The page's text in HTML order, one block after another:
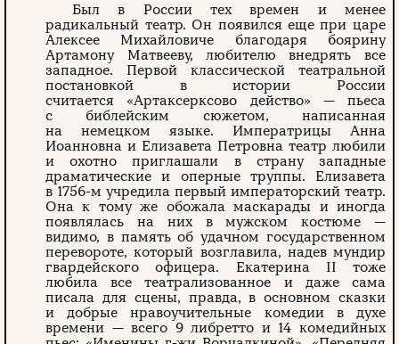
Был в России тех времен и менее
радикальный театр. Он появился еще при царе
Алексее Михайловиче благодаря боярину
Артамону Матвееву, любителю внедрять все
западное. Первой классической театральной
постановкой в истории России
считается «Артаксерксово действо» — пьеса
с библейским сюжетом, написанная
на немецком языке. Императрицы Анна
Иоанновна и Елизавета Петровна театр любили
и охотно приглашали в страну западные
драматические и оперные труппы. Елизавета
в 1756-м учредила первый императорский театр.
Она к тому же обожала маскарады и иногда
появлялась на них в мужском костюме —
видимо, в память об удачном государственном
перевороте, который возглавила, надев мундир
гвардейского офицера. Екатерина II тоже
любила все театрализованное и даже сама
писала для сцены, правда, в основном сказки
и добрые нравоучительные комедии в духе
времени — всего 9 либретто и 14 комедийных